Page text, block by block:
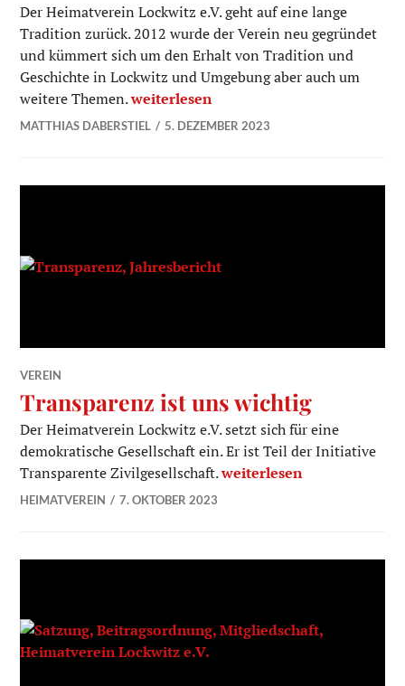
Der Heimatverein Lockwitz e.V. geht auf eine lange
Tradition zurück. 2012 wurde der Verein neu gegründet
und kümmert sich um den Erhalt von Tradition und
Geschichte in Lockwitz und Umgebung aber auch um
weitere Themen.Geschichte Heimatverein Lockwitz e.V.
weiterlesen
MATTHIAS DABERSTIEL 5. DEZEMBER 2023
VEREIN
Transparenz ist uns wichtig
Der Heimatverein Lockwitz e.V. setzt sich für eine
demokratische Gesellschaft ein. Er ist Teil der Initiative
Transparente Zivilgesellschaft.Transparenz ist uns
weiterlesen
HEIMATVEREIN 7. OKTOBER 2023